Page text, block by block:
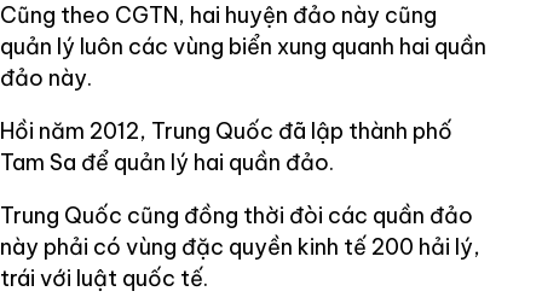
Cũng theo CGTN, hai huyện đảo này cũng
quản lý luôn các vùng biển xung quanh hai quần
đảo này.
Hồi năm 2012, Trung Quốc đã lập thành phố
Tam Sa để quản lý hai quần đảo.
Trung Quốc cũng đồng thời đòi các quần đảo
này phải có vùng đặc quyền kinh tế 200 hải lý,
trái với luật quốc tế.